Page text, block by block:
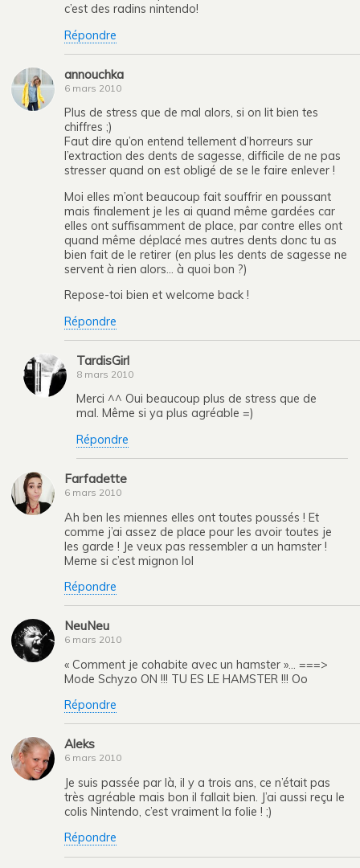
c’est des radins nintendo!
Répondre
annouchka
6 mars 2010
Plus de stress que de mal alors, si on lit bien tes
chiffres ;)
Faut dire qu’on entend tellement d’horreurs sur
l’extraction des dents de sagesse, difficile de ne pas
stresser quand on est obligé de se le faire enlever !
Moi elles m’ont beaucoup fait souffrir en poussant
mais finalement je les ai quand même gardées car
elles ont suffisamment de place, par contre elles ont
quand même déplacé mes autres dents donc tu as
bien fait de le retirer (en plus les dents de sagesse ne
servent à rien alors… à quoi bon ?)
Repose-toi bien et welcome back !
Répondre
TardisGirl
8 mars 2010
Merci ^^ Oui beaucoup plus de stress que de
mal. Même si ya plus agréable =)
Répondre
Farfadette
6 mars 2010
Ah ben les miennes elles ont toutes poussés ! Et
comme j’ai assez de place pour les avoir toutes je
les garde ! Je veux pas ressembler a un hamster !
Meme si c’est mignon lol
Répondre
NeuNeu
6 mars 2010
« Comment je cohabite avec un hamster »… ===>
Mode Schyzo ON !!! TU ES LE HAMSTER !!! Oo
Répondre
Aleks
6 mars 2010
Je suis passée par là, il y a trois ans, ce n’était pas
très agréable mais bon il fallait bien. J’ai aussi reçu le
colis Nintendo, c’est vraiment la folie ! ;)
Répondre